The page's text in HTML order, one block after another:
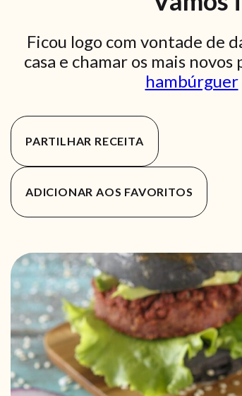
Ficou logo com vontade de
casa e chamar os mais
hambúrguer
PARTILHAR RECEITA
ADICIONAR AOS FAVORITOS